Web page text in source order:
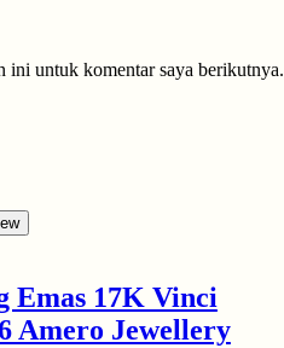
ini untuk komentar saya berikutnya.
Emas 17K Vinci
Amero Jewellery